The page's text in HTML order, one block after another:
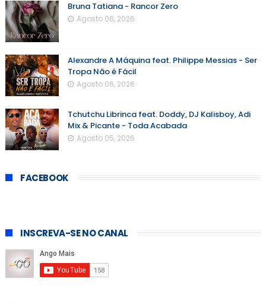
Bruna Tatiana - Rancor Zero
Agosto 06, 2026
Alexandre A Máquina feat. Philippe Messias - Ser
Tropa Não é Fácil
Agosto 06, 2026
Tchutchu Librinca feat. Doddy, DJ Kalisboy, Adi
Mix & Picante - Toda Acabada
Agosto 05, 2026
FACEBOOK
INSCREVA-SE NO CANAL